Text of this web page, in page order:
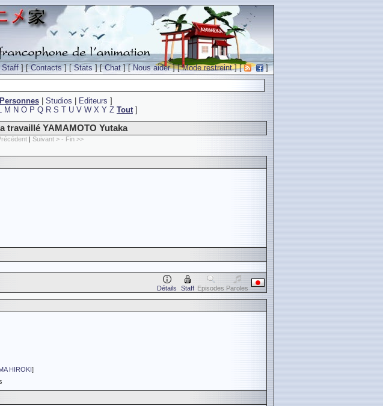
Staff ] [Contacts] [Stats] [Chat] [Nous aider] [Mode restreint] [ ]
Personnes| Studios Editeurs ]
M N O P Q R S T U V W X Y Z Tout]
travaillé YAMAMOTO Yutaka
| Suivant > - Fin >>
Détails Staff Episodes Paroles
HIROKI]